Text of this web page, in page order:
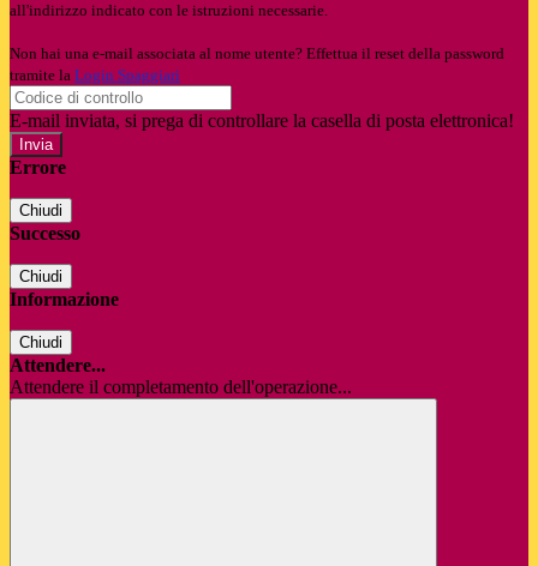
all'indirizzo indicato con le istruzioni necessarie.
Non hai una e-mail associata al nome utente? Effettua il reset della password
tramite la Login Spaggiari
E-mail inviata, si prega di controllare la casella di posta elettronica!
Errore
Chiudi
Successo
Chiudi
Informazione
Chiudi
Attendere...
Attendere il completamento dell'operazione...